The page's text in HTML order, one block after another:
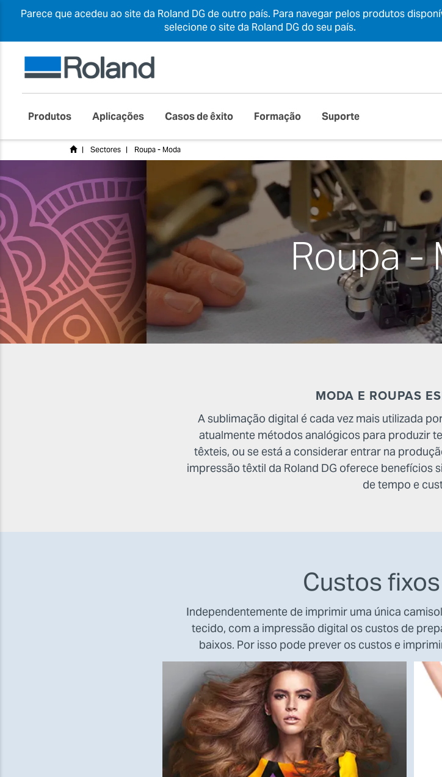
Parece que acedeu ao site da Roland DG de outro país. Para navegar pelos produtos
selecione o site da Roland DG do seu país.
Produtos Aplicações Casos de êxito Formação Suporte
Sectores Roupa - Moda
Roupa -
MODA E ROUPAS
A sublimação digital é cada vez mais utilizada
atualmente métodos analógicos para produzir
têxteis, ou se está a considerar entrar na
impressão têxtil da Roland DG oferece benefícios
de tempo e
Custos
Independentemente de imprimir uma única
tecido, com a impressão digital os custos de
baixos. Por isso pode prever os custos e